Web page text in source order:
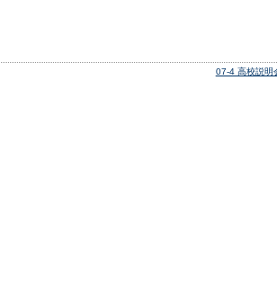
07-4 高校説明